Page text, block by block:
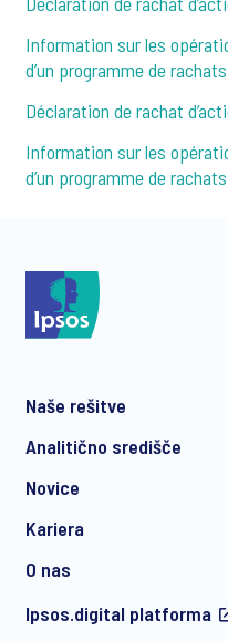
Information sur les
d’un programme de
Déclaration de rachat
Information sur les
d’un programme de
Naše rešitve
Analitično središče
Novice
Kariera
O nas
Ipsos.digital platforma